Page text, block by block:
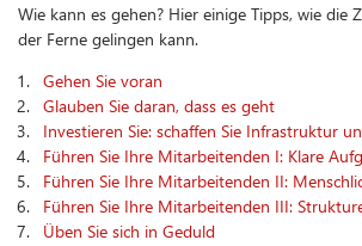
Wie kann es gehen? Hier einige Tipps, wie die
der Ferne gelingen kann.
Gehen Sie voran
Glauben Sie daran, dass es geht
Investieren Sie: schaffen Sie Infrastruktur
Führen Sie Ihre Mitarbeitenden I: Klare
Führen Sie Ihre Mitarbeitenden II:
Führen Sie Ihre Mitarbeitenden III:
Üben Sie sich in Geduld